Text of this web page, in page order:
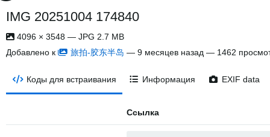
IMG 20251004 174840
4096 × 3548 — JPG 2.7 MB
Добавлено к
旅拍-胶东半岛 — 9 месяцев назад — 1462
Коды для встраивания Информация EXIF data
Ссылка